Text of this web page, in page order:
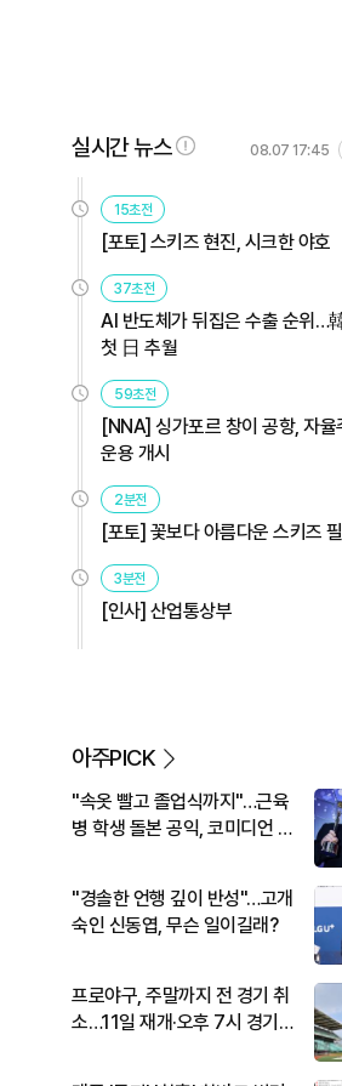
실시간 뉴스 08.07 17:45
15초전
[포토] 스키즈 현진, 시크한 야호
37초전
AI 반도체가 뒤집은 수출 순위…
첫 日 추월
59초전
[NNA] 싱가포르 창이 공항, 자율
운용 개시
2분전
[포토] 꽃보다 아름다운 스키즈
3분전
[인사] 산업통상부
아주PICK
"속옷 빨고 졸업식까지"…근육
병 학생 돌본 공익, 코미디언 김
"경솔한 언행 깊이 반성"…고개
숙인 신동엽, 무슨 일이길래?
프로야구, 주말까지 전 경기 취
소…11일 재개·오후 7시 경기